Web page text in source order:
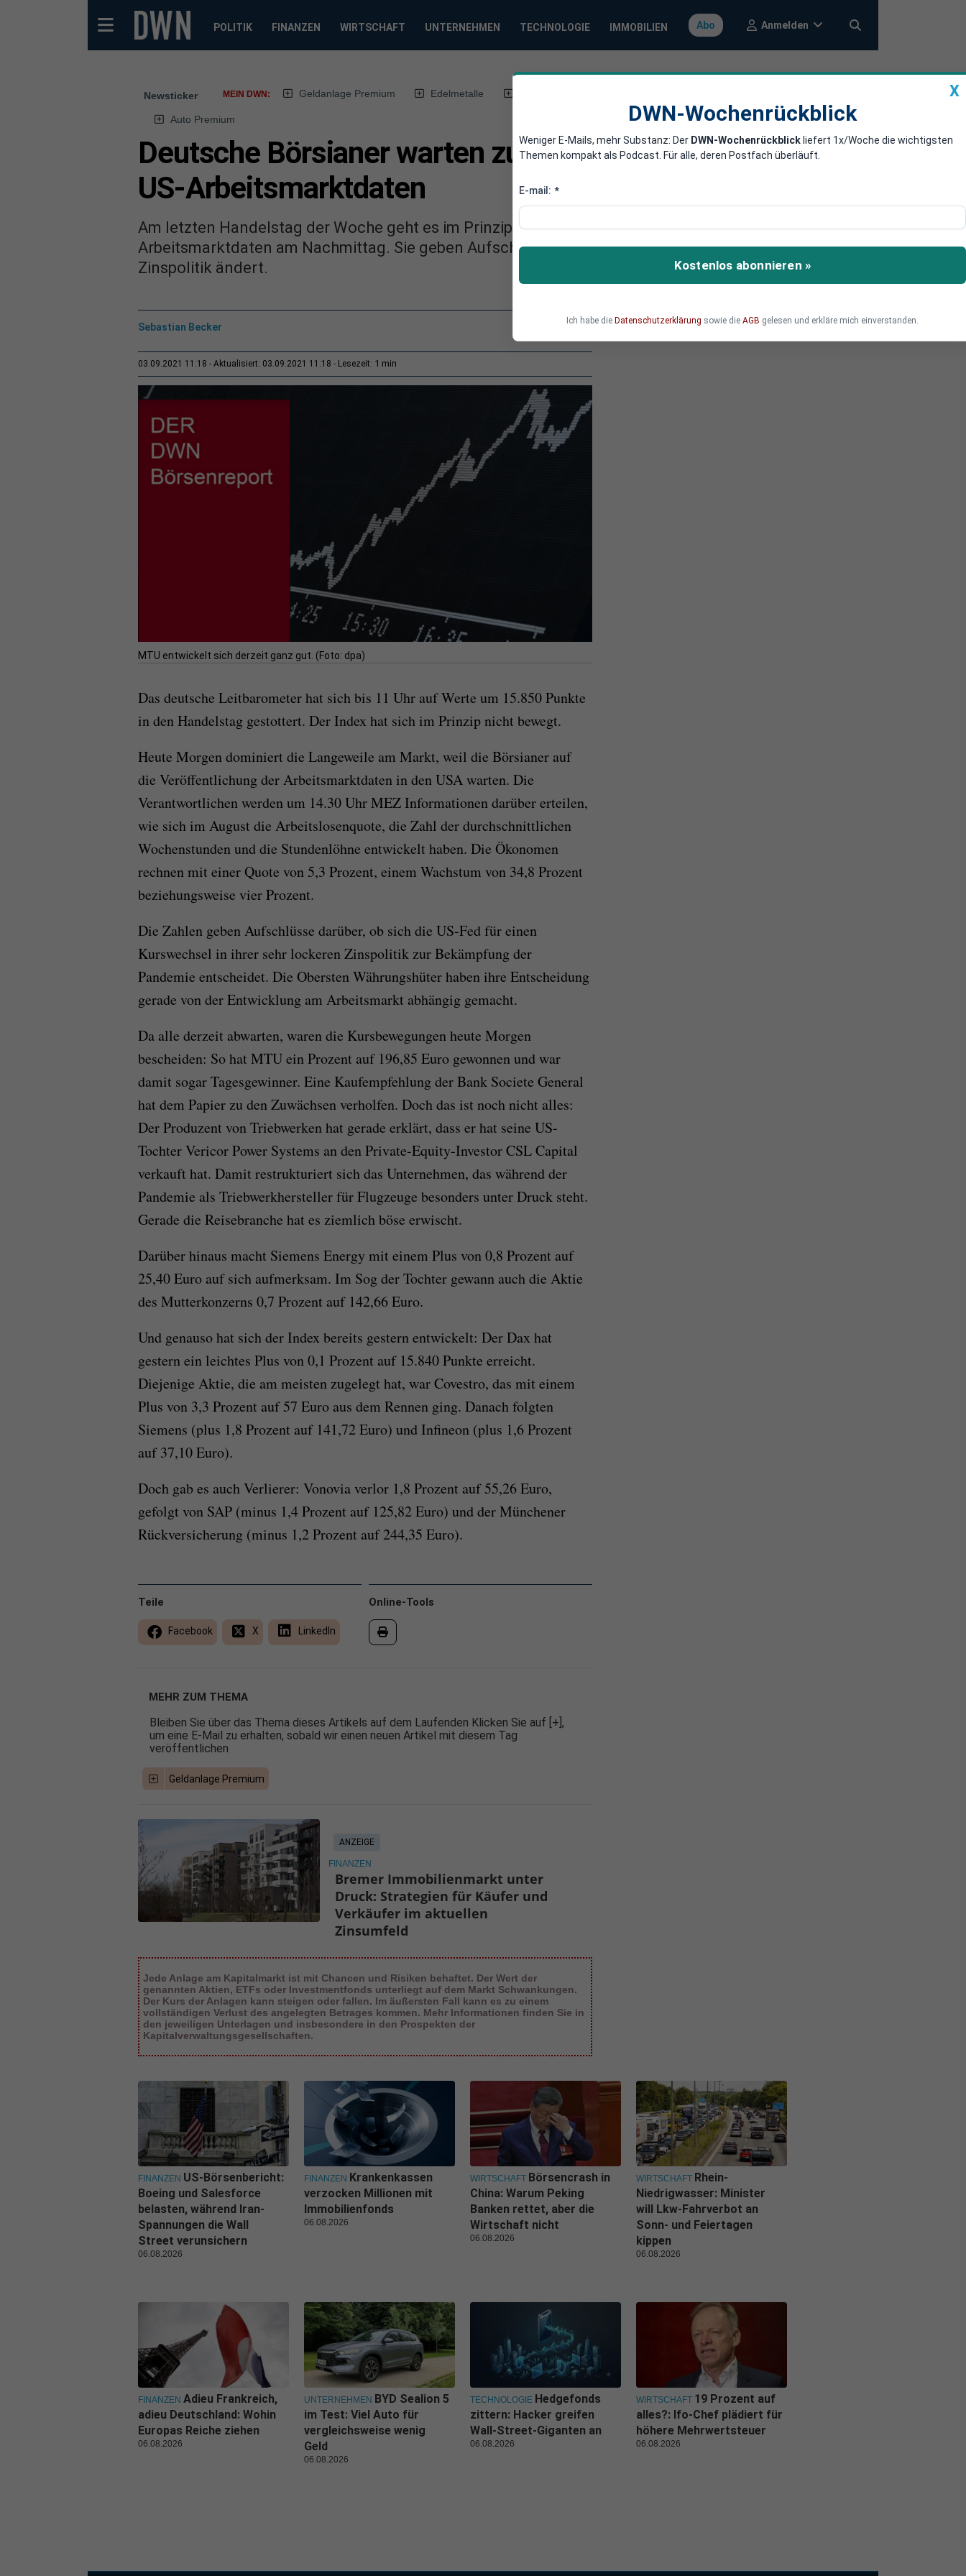
POLITIK FINANZEN WIRTSCHAFT UNTERNEHMEN TECHNOLOGIE IMMOBILIEN Abo Anmelden
Newsticker MEIN DWN: Geldanlage Premium Edelmetalle
Auto Premium
Deutsche Börsianer warten zum Wochenschluss auf
US-Arbeitsmarktdaten
Am letzten Handelstag der Woche geht es im Prinzip nur um die Veröffentlichung der US-
Arbeitsmarktdaten am Nachmittag. Sie geben Aufschlüsse darüber, ob die US-Fed vielleicht ihre
Zinspolitik ändert.
Sebastian Becker
03.09.2021 11:18 Aktualisiert: 03.09.2021 11:18 Lesezeit: 1 min
MTU entwickelt sich derzeit ganz gut. (Foto: dpa)
Das deutsche Leitbarometer hat sich bis 11 Uhr auf Werte um 15.850 Punkte
in den Handelstag gestottert. Der Index hat sich im Prinzip nicht bewegt.
Heute Morgen dominiert die Langeweile am Markt, weil die Börsianer auf
die Veröffentlichung der Arbeitsmarktdaten in den USA warten. Die
Verantwortlichen werden um 14.30 Uhr MEZ Informationen darüber erteilen,
wie sich im August die Arbeitslosenquote, die Zahl der durchschnittlichen
Wochenstunden und die Stundenlöhne entwickelt haben. Die Ökonomen
rechnen mit einer Quote von 5,3 Prozent, einem Wachstum von 34,8 Prozent
beziehungsweise vier Prozent.
Die Zahlen geben Aufschlüsse darüber, ob sich die US-Fed für einen
Kurswechsel in ihrer sehr lockeren Zinspolitik zur Bekämpfung der
Pandemie entscheidet. Die Obersten Währungshüter haben ihre Entscheidung
gerade von der Entwicklung am Arbeitsmarkt abhängig gemacht.
Da alle derzeit abwarten, waren die Kursbewegungen heute Morgen
bescheiden: So hat MTU ein Prozent auf 196,85 Euro gewonnen und war
damit sogar Tagesgewinner. Eine Kaufempfehlung der Bank Societe General
hat dem Papier zu den Zuwächsen verholfen. Doch das ist noch nicht alles:
Der Produzent von Triebwerken hat gerade erklärt, dass er hat seine US-
Tochter Vericor Power Systems an den Private-Equity-Investor CSL Capital
verkauft hat. Damit restrukturiert sich das Unternehmen, das während der
Pandemie als Triebwerkhersteller für Flugzeuge besonders unter Druck steht.
Gerade die Reisebranche hat es ziemlich böse erwischt.
Darüber hinaus macht Siemens Energy mit einem Plus von 0,8 Prozent auf
25,40 Euro auf sich aufmerksam. Im Sog der Tochter gewann auch die Aktie
des Mutterkonzerns 0,7 Prozent auf 142,66 Euro.
Und genauso hat sich der Index bereits gestern entwickelt: Der Dax hat
gestern ein leichtes Plus von 0,1 Prozent auf 15.840 Punkte erreicht.
Diejenige Aktie, die am meisten zugelegt hat, war Covestro, das mit einem
Plus von 3,3 Prozent auf 57 Euro aus dem Rennen ging. Danach folgten
Siemens (plus 1,8 Prozent auf 141,72 Euro) und Infineon (plus 1,6 Prozent
auf 37,10 Euro).
Doch gab es auch Verlierer: Vonovia verlor 1,8 Prozent auf 55,26 Euro,
gefolgt von SAP (minus 1,4 Prozent auf 125,82 Euro) und der Münchener
Rückversicherung (minus 1,2 Prozent auf 244,35 Euro).
Online-Tools
Teile
Facebook X LinkedIn
MEHR ZUM THEMA
Bleiben Sie über das Thema dieses Artikels auf dem Laufenden Klicken Sie auf [+],
um eine E-Mail zu erhalten, sobald wir einen neuen Artikel mit diesem Tag
veröffentlichen
Geldanlage Premium
ANZEIGE
FINANZEN
Bremer Immobilienmarkt unter
Druck: Strategien für Käufer und
Verkäufer im aktuellen
Zinsumfeld
Jede Anlage am Kapitalmarkt ist mit Chancen und Risiken behaftet. Der Wert der
genannten Aktien, ETFs oder Investmentfonds unterliegt auf dem Markt Schwankungen.
Der Kurs der Anlagen kann steigen oder fallen. Im äußersten Fall kann es zu einem
vollständigen Verlust des angelegten Betrages kommen. Mehr Informationen finden Sie in
den jeweiligen Unterlagen und insbesondere in den Prospekten der
Kapitalverwaltungsgesellschaften.
X
DWN-Wochenrückblick
Weniger E-Mails, mehr Substanz: Der DWN-Wochenrückblick liefert 1x/Woche die wichtigsten
Themen kompakt als Podcast. Für alle, deren Postfach überläuft.
E-mail: *
Kostenlos abonnieren »
Ich habe die Datenschutzerklärung sowie die AGB gelesen und erkläre mich einverstanden.
FINANZEN US-Börsenbericht:
Boeing und Salesforce
belasten, während Iran-
Spannungen die Wall
Street verunsichern
06.08.2026
FINANZEN Krankenkassen
verzocken Millionen mit
Immobilienfonds
06.08.2026
WIRTSCHAFT Börsencrash in
China: Warum Peking
Banken rettet, aber die
Wirtschaft nicht
06.08.2026
WIRTSCHAFT Rhein-
Niedrigwasser: Minister
will Lkw-Fahrverbot an
Sonn- und Feiertagen
kippen
06.08.2026
FINANZEN Adieu Frankreich,
adieu Deutschland: Wohin
Europas Reiche ziehen
06.08.2026
UNTERNEHMEN BYD Sealion 5
im Test: Viel Auto für
vergleichsweise wenig
Geld
06.08.2026
TECHNOLOGIE Hedgefonds
zittern: Hacker greifen
Wall-Street-Giganten an
06.08.2026
WIRTSCHAFT 19 Prozent auf
alles?: Ifo-Chef plädiert für
höhere Mehrwertsteuer
06.08.2026